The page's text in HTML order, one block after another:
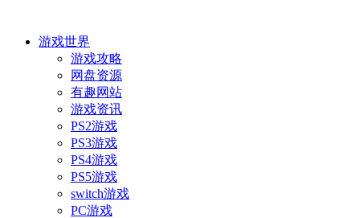
游戏世界
游戏攻略
网盘资源
有趣网站
游戏资讯
PS2游戏
PS3游戏
PS4游戏
PS5游戏
switch游戏
PC游戏